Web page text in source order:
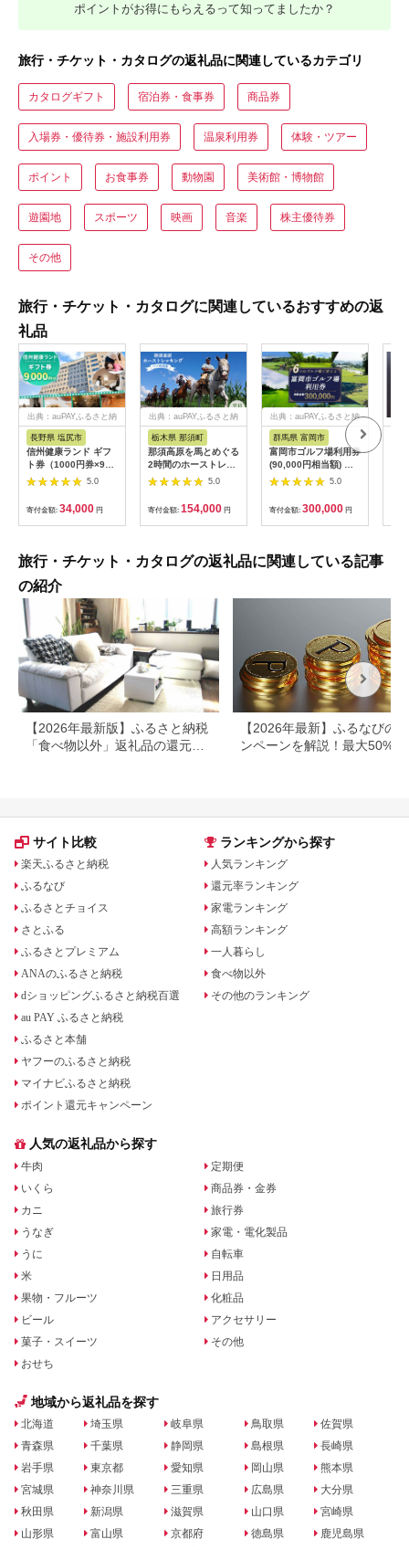
ポイントがお得にもらえるって知ってましたか？
旅行・チケット・カタログの返礼品に関連しているカテゴリ
カタログギフト 宿泊券・食事券 商品券
入場券・優待券・施設利用券 温泉利用券 体験・ツアー
ポイント お食事券 動物園 美術館・博物館
遊園地 スポーツ 映画 音楽 株主優待券
その他
旅行・チケット・カタログに関連しているおすすめの返
礼品
出典：auPAYふるさと納
長野県 塩尻市
信州健康ランド ギフ
ト券（1000円券×9
枚） | 信州健康ランド
サウナ 大浴場 ボディ
ケア リラクゼーショ
ン 施設 宿泊 家族連れ
長野県 塩尻市
5.0
寄付金額: 34,000 円
出典：auPAYふるさと納
栃木県 那須町
那須高原を馬とめぐる
2時間のホーストレッ
キング 外乗ペア利用
券【平日限定】チケッ
ト 利用券 ペア 体験
乗馬 初心者歓迎〔P-
100〕
5.0
寄付金額: 154,000 円
出典：auPAYふるさと納
群馬県 富岡市
富岡市ゴルフ場利用券
(90,000円相当額) ゴ
ルフ チケット 平日 土
日 祝日 プレー券 関東
群馬県 首都圏 F20E-
350
5.0
寄付金額: 300,000 円
旅行・チケット・カタログの返礼品に関連している記事
の紹介
【2026年最新版】ふるさと納税
「食べ物以外」返礼品の還元率
【2026年最新】ふるなびの
ンペーンを解説！最大50%還
サイト比較
楽天ふるさと納税
ふるなび
ふるさとチョイス
さとふる
ふるさとプレミアム
ANAのふるさと納税
dショッピングふるさと納税百選
au PAY ふるさと納税
ふるさと本舗
ヤフーのふるさと納税
マイナビふるさと納税
ポイント還元キャンペーン
ランキングから探す
人気ランキング
還元率ランキング
家電ランキング
高額ランキング
一人暮らし
食べ物以外
その他のランキング
人気の返礼品から探す
牛肉
いくら
カニ
うなぎ
うに
米
果物・フルーツ
ビール
菓子・スイーツ
おせち
定期便
商品券・金券
旅行券
家電・電化製品
自転車
日用品
化粧品
アクセサリー
その他
地域から返礼品を探す
北海道
青森県
岩手県
宮城県
秋田県
山形県
埼玉県
千葉県
東京都
神奈川県
新潟県
富山県
岐阜県
静岡県
愛知県
三重県
滋賀県
京都府
鳥取県
島根県
岡山県
広島県
山口県
徳島県
佐賀県
長崎県
熊本県
大分県
宮崎県
鹿児島県